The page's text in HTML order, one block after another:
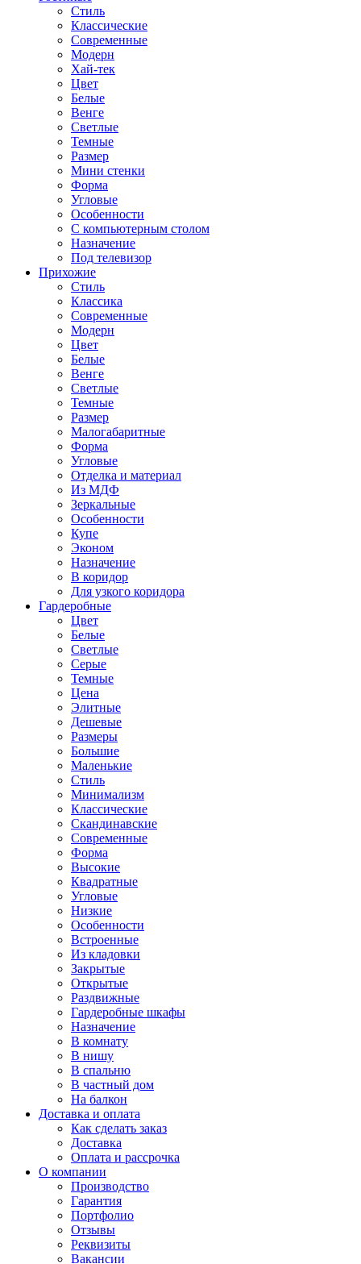
Стиль
Классические
Современные
Модерн
Хай-тек
Цвет
Белые
Венге
Светлые
Темные
Размер
Мини стенки
Форма
Угловые
Особенности
С компьютерным столом
Назначение
Под телевизор
Прихожие
Стиль
Классика
Современные
Модерн
Цвет
Белые
Венге
Светлые
Темные
Размер
Малогабаритные
Форма
Угловые
Отделка и материал
Из МДФ
Зеркальные
Особенности
Купе
Эконом
Назначение
В коридор
Для узкого коридора
Гардеробные
Цвет
Белые
Светлые
Серые
Темные
Цена
Элитные
Дешевые
Размеры
Большие
Маленькие
Стиль
Минимализм
Классические
Скандинавские
Современные
Форма
Высокие
Квадратные
Угловые
Низкие
Особенности
Встроенные
Из кладовки
Закрытые
Открытые
Раздвижные
Гардеробные шкафы
Назначение
В комнату
В нишу
В спальню
В частный дом
На балкон
Доставка и оплата
Как сделать заказ
Доставка
Оплата и рассрочка
О компании
Производство
Гарантия
Портфолио
Отзывы
Реквизиты
Вакансии